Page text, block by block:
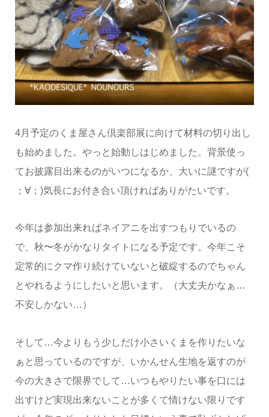
4月予定のくま屋さん倶楽部展に向けて材料の切り出し
も始めました。やっと始動しはじめました。背景使っ
てお披露目出来るのがいつになるか、大いに謎ですが(
；∀；)気長にお付き合い頂ければありがたいです。
今年は参加出来ればネイアニを出すつもりでいるの
で、秋〜冬がかなりタイトになる予定です。今年こそ
定常的にクマ作り続けていないと破綻するのでちゃん
とやれるようにしたいと思います。（大丈夫かなぁ…
不安しかない…）
そして…今よりもう少しだけ小さいくまを作りたいな
ぁと思っているのですが、いかんせん生地を返すのが
今の大きさで限界でして…いつもやりたい事を口には
出すけど実現出来ないことが多くて情けない限りです